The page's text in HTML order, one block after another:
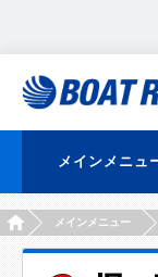
メインメニュ
HOMEメインメニュー